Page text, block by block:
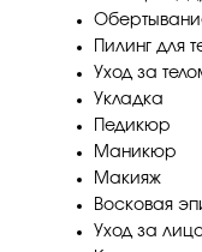
Пилинг для
Уход за
Укладка
Педикюр
Маникюр
Макияж
Восковая
Уход за